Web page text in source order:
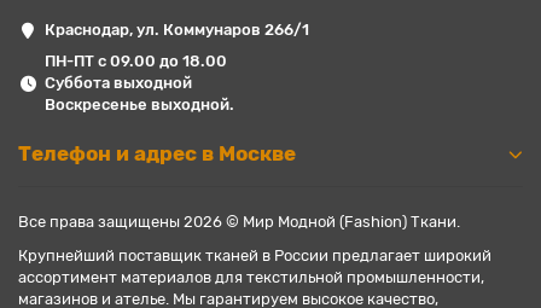
Краснодар, ул. Коммунаров 266/1
ПН-ПТ с 09.00 до 18.00
Суббота выходной
Воскресенье выходной.
Телефон и адрес в Москве
Все права защищены 2026 © Мир Модной (Fashion) Ткани.
Крупнейший поставщик тканей в России предлагает широкий
ассортимент материалов для текстильной промышленности,
магазинов и ателье. Мы гарантируем высокое качество,